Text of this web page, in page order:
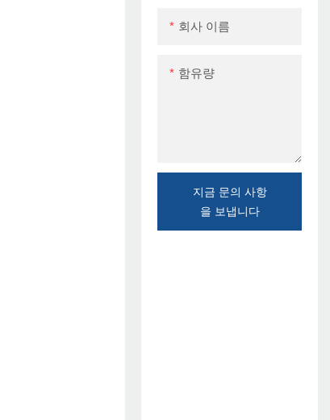
회사 이름
함유량
지금 문의 사항
을 보냅니다